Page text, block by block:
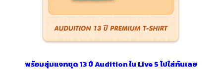
พร้อมสุ่มแจกชุด 13 ปี Audition ใน Live 5 ไปใส่กันเลย